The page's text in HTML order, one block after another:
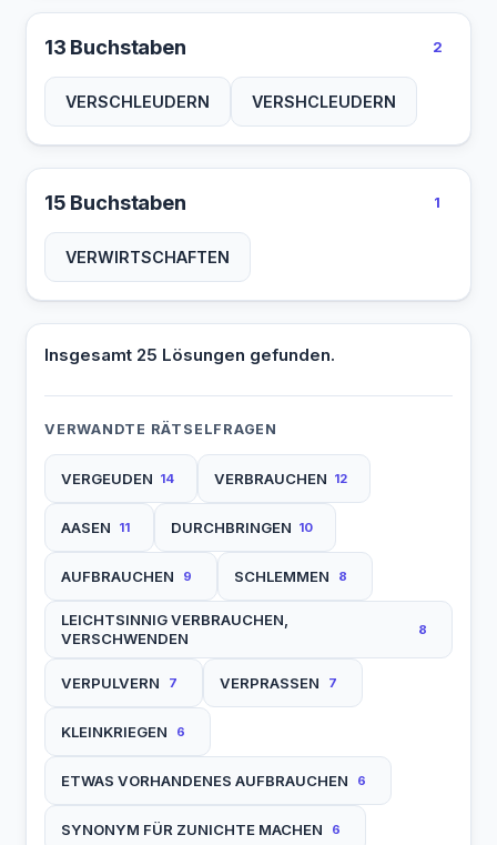
13 Buchstaben 2
VERSCHLEUDERN VERSHCLEUDERN
15 Buchstaben 1
VERWIRTSCHAFTEN
Insgesamt 25 Lösungen gefunden.
VERWANDTE RÄTSELFRAGEN
VERGEUDEN 14 VERBRAUCHEN 12
AASEN 11 DURCHBRINGEN 10
AUFBRAUCHEN 9 SCHLEMMEN 8
LEICHTSINNIG VERBRAUCHEN,
VERSCHWENDEN
8
VERPULVERN 7 VERPRASSEN 7
KLEINKRIEGEN 6
ETWAS VORHANDENES AUFBRAUCHEN 6
SYNONYM FÜR ZUNICHTE MACHEN 6